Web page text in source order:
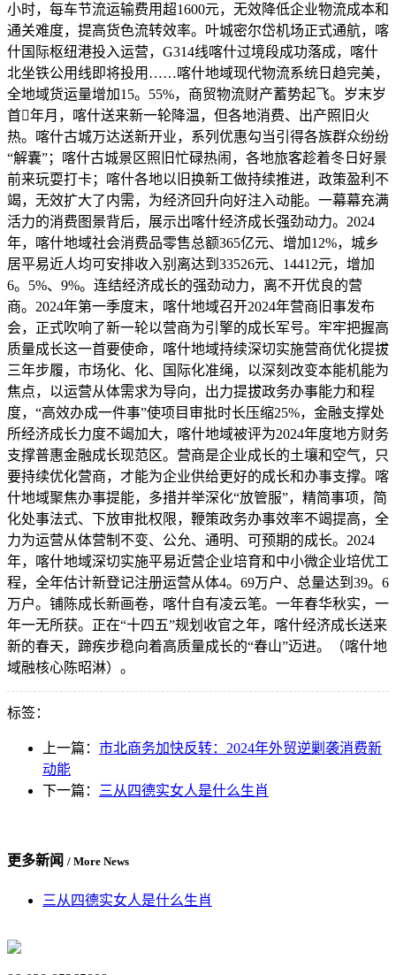
小时，每车节流运输费用超1600元，无效降低企业物流成本和
通关难度，提高货色流转效率。叶城密尔岱机场正式通航，喀
什国际枢纽港投入运营，G314线喀什过境段成功落成，喀什
北坐铁公用线即将投用……喀什地域现代物流系统日趋完美，
全地域货运量增加15。55%，商贸物流财产蓄势起飞。岁末岁
首年月，喀什送来新一轮降温，但各地消费、出产照旧火
热。喀什古城万达送新开业，系列优惠勾当引得各族群众纷纷
“解囊”；喀什古城景区照旧忙碌热闹，各地旅客趁着冬日好景
前来玩耍打卡；喀什各地以旧换新工做持续推进，政策盈利不
竭，无效扩大了内需，为经济回升向好注入动能。一幕幕充满
活力的消费图景背后，展示出喀什经济成长强劲动力。2024
年，喀什地域社会消费品零售总额365亿元、增加12%，城乡
居平易近人均可安排收入别离达到33526元、14412元，增加
6。5%、9%。连结经济成长的强劲动力，离不开优良的营
商。2024年第一季度末，喀什地域召开2024年营商旧事发布
会，正式吹响了新一轮以营商为引擎的成长军号。牢牢把握高
质量成长这一首要使命，喀什地域持续深切实施营商优化提拔
三年步履，市场化、化、国际化准绳，以深刻改变本能机能为
焦点，以运营从体需求为导向，出力提拔政务办事能力和程
度，“高效办成一件事”使项目审批时长压缩25%，金融支撑处
所经济成长力度不竭加大，喀什地域被评为2024年度地方财务
支撑普惠金融成长现范区。营商是企业成长的土壤和空气，只
要持续优化营商，才能为企业供给更好的成长和办事支撑。喀
什地域聚焦办事提能，多措并举深化“放管服”，精简事项，简
化处事法式、下放审批权限，鞭策政务办事效率不竭提高，全
力为运营从体营制不变、公允、通明、可预期的成长。2024
年，喀什地域深切实施平易近营企业培育和中小微企业培优工
程，全年估计新登记注册运营从体4。69万户、总量达到39。6
万户。铺陈成长新画卷，喀什自有凌云笔。一年春华秋实，一
年一无所获。正在“十四五”规划收官之年，喀什经济成长送来
新的春天，蹄疾步稳向着高质量成长的“春山”迈进。（喀什地
域融核心陈昭淋）。
标签：
上一篇： 市北商务加快反转：2024年外贸逆剿袭消费新
动能
下一篇：
三从四德实女人是什么生肖
更多新闻 / More News
三从四德实女人是什么生肖